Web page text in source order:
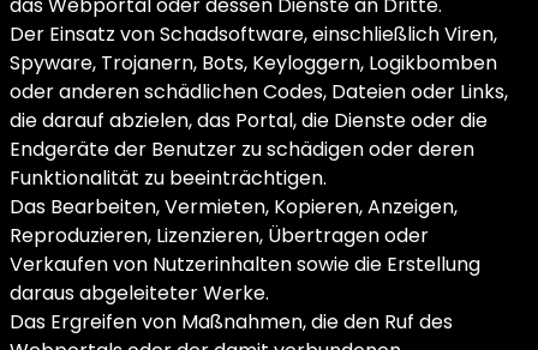
Der Einsatz von Schadsoftware, einschließlich Viren,
Spyware, Trojanern, Bots, Keyloggern, Logikbomben
oder anderen schädlichen Codes, Dateien oder Links,
die darauf abzielen, das Portal, die Dienste oder die
Endgeräte der Benutzer zu schädigen oder deren
Funktionalität zu beeinträchtigen.
Das Bearbeiten, Vermieten, Kopieren, Anzeigen,
Reproduzieren, Lizenzieren, Übertragen oder
Verkaufen von Nutzerinhalten sowie die Erstellung
daraus abgeleiteter Werke.
Das Ergreifen von Maßnahmen, die den Ruf des